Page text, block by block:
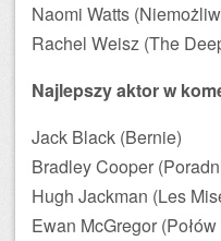
Naomi Watts
Rachel Weisz (The
Najlepszy aktor w
Jack Black (Bernie)
Bradley Cooper
Hugh Jackman (Les
Ewan McGregor